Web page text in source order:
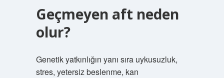
Geçmeyen aft neden
olur?
Genetik yatkınlığın yanı sıra uykusuzluk,
stres, yetersiz beslenme, kan